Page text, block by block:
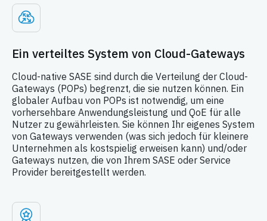
Ein verteiltes System von Cloud-Gateways
Cloud-native SASE sind durch die Verteilung der Cloud-
Gateways (POPs) begrenzt, die sie nutzen können. Ein
globaler Aufbau von POPs ist notwendig, um eine
vorhersehbare Anwendungsleistung und QoE für alle
Nutzer zu gewährleisten. Sie können Ihr eigenes System
von Gateways verwenden (was sich jedoch für kleinere
Unternehmen als kostspielig erweisen kann) und/oder
Gateways nutzen, die von Ihrem SASE oder Service
Provider bereitgestellt werden.